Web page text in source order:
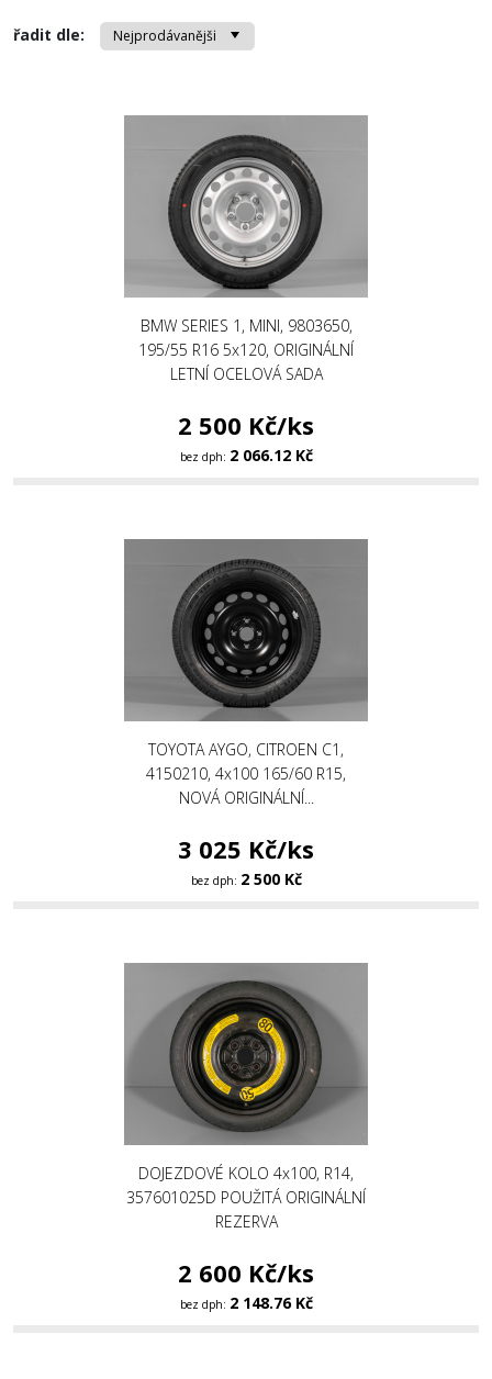
řadit dle:
BMW SERIES 1, MINI, 9803650,
195/55 R16 5x120, ORIGINÁLNÍ
LETNÍ OCELOVÁ SADA
2 500 Kč/ks
bez dph: 2 066.12 Kč
TOYOTA AYGO, CITROEN C1,
4150210, 4x100 165/60 R15,
NOVÁ ORIGINÁLNÍ...
3 025 Kč/ks
bez dph: 2 500 Kč
DOJEZDOVÉ KOLO 4x100, R14,
357601025D POUŽITÁ ORIGINÁLNÍ
REZERVA
2 600 Kč/ks
bez dph: 2 148.76 Kč